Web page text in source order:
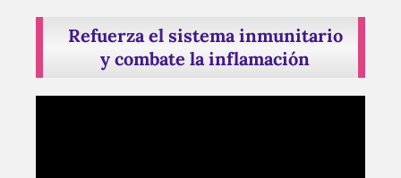
Refuerza el sistema inmunitario
y combate la inflamación